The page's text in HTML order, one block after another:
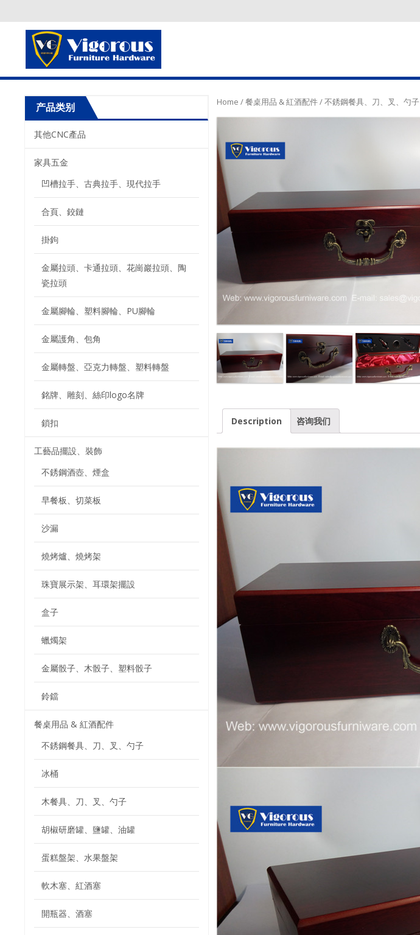
Home /餐桌用品 & 紅酒配件/不銹鋼餐具、刀、叉、勺子
Description 咨询我们
产品类别
其他CNC產品
家具五金
凹槽拉手、古典拉手、現代拉手
合頁、鉸鏈
掛鉤
金屬拉頭、卡通拉頭、花崗巖拉頭、陶
瓷拉頭
金屬腳輪、塑料腳輪、PU腳輪
金屬護角、包角
金屬轉盤、亞克力轉盤、塑料轉盤
銘牌、雕刻、絲印logo名牌
鎖扣
工藝品擺設、裝飾
不銹鋼酒壺、煙盒
早餐板、切菜板
沙漏
燒烤爐、燒烤架
珠寶展示架、耳環架擺設
盒子
蠟燭架
金屬骰子、木骰子、塑料骰子
鈴鐺
餐桌用品 & 紅酒配件
不銹鋼餐具、刀、叉、勺子
冰桶
木餐具、刀、叉、勺子
胡椒研磨罐、鹽罐、油罐
蛋糕盤架、水果盤架
軟木塞、紅酒塞
開瓶器、酒塞